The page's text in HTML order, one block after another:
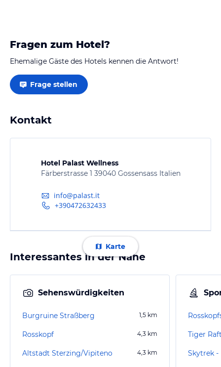
Fragen zum Hotel?
Ehemalige Gäste des Hotels kennen die Antwort!
Frage stellen
Kontakt
Hotel Palast Wellness
Färberstrasse 1 39040 Gossensass Italien
info@palast.it
+390472632433
Karte
Interessantes in der Nähe
Sehenswürdigkeiten
Burgruine Straßberg 1,5 km
Rosskopf 4,3 km
Altstadt Sterzing/Vipiteno 4,3 km
Tiger
Skytrek -